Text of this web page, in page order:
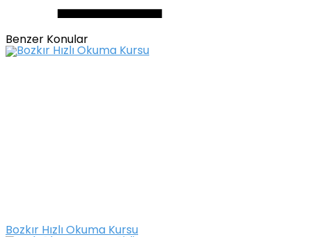
Benzer Konular
Bozkır Hızlı Okuma Kursu